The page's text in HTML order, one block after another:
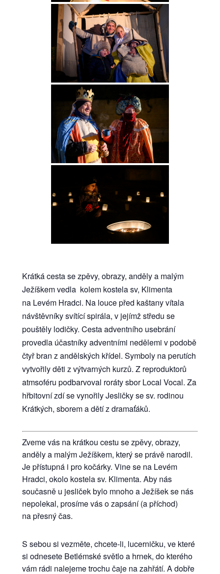
Krátká cesta se zpěvy, obrazy, anděly a malým
Ježíškem vedla kolem kostela sv, Klimenta
na Levém Hradci. Na louce před kaštany vítala
návštěvníky svítící spirála, v jejímž středu se
pouštěly lodičky. Cesta adventního usebrání
provedla účastníky adventními nedělemi v podobě
čtyř bran z andělských křídel. Symboly na perutích
vytvořily děti z výtvarných kurzů. Z reproduktorů
atmsoféru podbarvoval roráty sbor Local Vocal. Za
hřbitovní zdí se vynořily Jesličky se sv. rodinou
Krátkých, sborem a dětí z dramaťáků.
Zveme vás na krátkou cestu se zpěvy, obrazy,
anděly a malým Ježíškem, který se právě narodil.
Je přístupná i pro kočárky. Vine se na Levém
Hradci, okolo kostela sv. Klimenta. Aby nás
současně u jesliček bylo mnoho a Ježíšek se nás
nepolekal, prosíme vás o zapsání (a příchod)
na přesný čas.
S sebou si vezměte, chcete-li, lucerničku, ve které
si odnesete Betlémské světlo a hrnek, do kterého
vám rádi nalejeme trochu čaje na zahřátí. A dobře